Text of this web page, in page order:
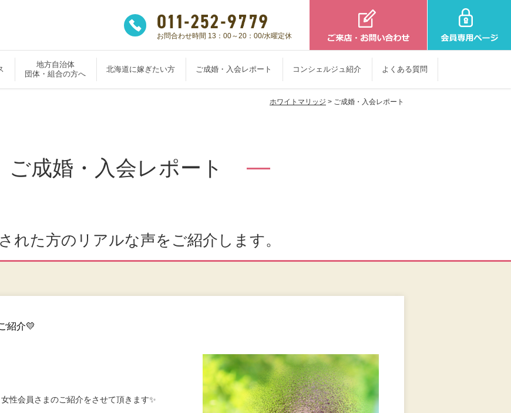
お問合わせ時間 13：00～20：00/水曜定休
地方自治体
団体・組合の方へ
北海道に嫁ぎたい方 ご成婚・入会レポート コンシェルジュ紹介 よくある質問
ホワイトマリッジ > ご成婚・入会レポート
ご成婚・入会レポート
れた方のリアルな声をご紹介します。
紹介💛
性会員さまのご紹介をさせて頂きます✨